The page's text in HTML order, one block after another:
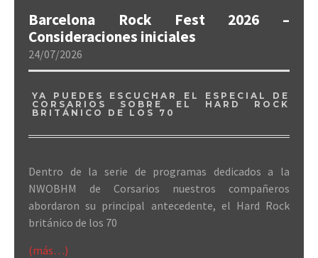
Barcelona Rock Fest 2026 –
Consideraciones iniciales
24/07/2026
YA PUEDES ESCUCHAR EL ESPECIAL DE
CORSARIOS SOBRE EL HARD ROCK
BRITÁNICO DE LOS 70
Dentro de la serie de programas dedicados a la
NWOBHM de Corsarios nuestros compañeros
abordaron su principal antecedente, el Hard Rock
británico de los 70
(más…)